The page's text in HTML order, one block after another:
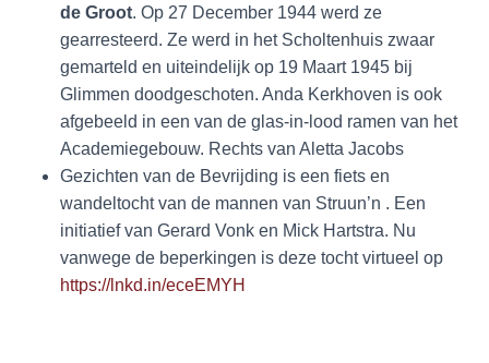
de Groot. Op 27 December 1944 werd ze
gearresteerd. Ze werd in het Scholtenhuis zwaar
gemarteld en uiteindelijk op 19 Maart 1945 bij
Glimmen doodgeschoten. Anda Kerkhoven is ook
afgebeeld in een van de glas-in-lood ramen van het
Academiegebouw. Rechts van Aletta Jacobs
Gezichten van de Bevrijding is een fiets en
wandeltocht van de mannen van Struun’n . Een
initiatief van Gerard Vonk en Mick Hartstra. Nu
vanwege de beperkingen is deze tocht virtueel op
https://lnkd.in/eceEMYH